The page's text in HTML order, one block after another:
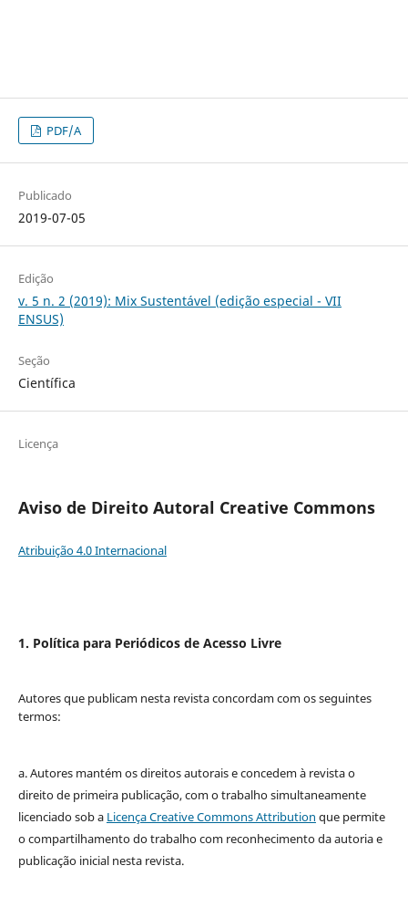
PDF/A
Publicado
2019-07-05
Edição
v. 5 n. 2 (2019): Mix Sustentável (edição especial - VII
ENSUS)
Seção
Científica
Licença
Aviso de Direito Autoral Creative Commons
Atribuição 4.0 Internacional
1. Política para Periódicos de Acesso Livre
Autores que publicam nesta revista concordam com os seguintes
termos:
a. Autores mantém os direitos autorais e concedem à revista o
direito de primeira publicação, com o trabalho simultaneamente
licenciado sob a Licença Creative Commons Attribution que permite
o compartilhamento do trabalho com reconhecimento da autoria e
publicação inicial nesta revista.